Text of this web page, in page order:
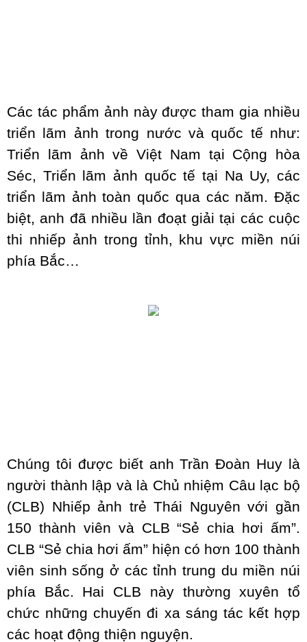
Các tác phẩm ảnh này được tham gia nhiều
triển lãm ảnh trong nước và quốc tế như:
Triển lãm ảnh về Việt Nam tại Cộng hòa
Séc, Triển lãm ảnh quốc tế tại Na Uy, các
triển lãm ảnh toàn quốc qua các năm. Đặc
biệt, anh đã nhiều lần đoạt giải tại các cuộc
thi nhiếp ảnh trong tỉnh, khu vực miền núi
phía Bắc…
Chúng tôi được biết anh Trần Đoàn Huy là
người thành lập và là Chủ nhiệm Câu lạc bộ
(CLB) Nhiếp ảnh trẻ Thái Nguyên với gần
150 thành viên và CLB “Sẻ chia hơi ấm”.
CLB “Sẻ chia hơi ấm” hiện có hơn 100 thành
viên sinh sống ở các tỉnh trung du miền núi
phía Bắc. Hai CLB này thường xuyên tổ
chức những chuyến đi xa sáng tác kết hợp
các hoạt động thiện nguyện.